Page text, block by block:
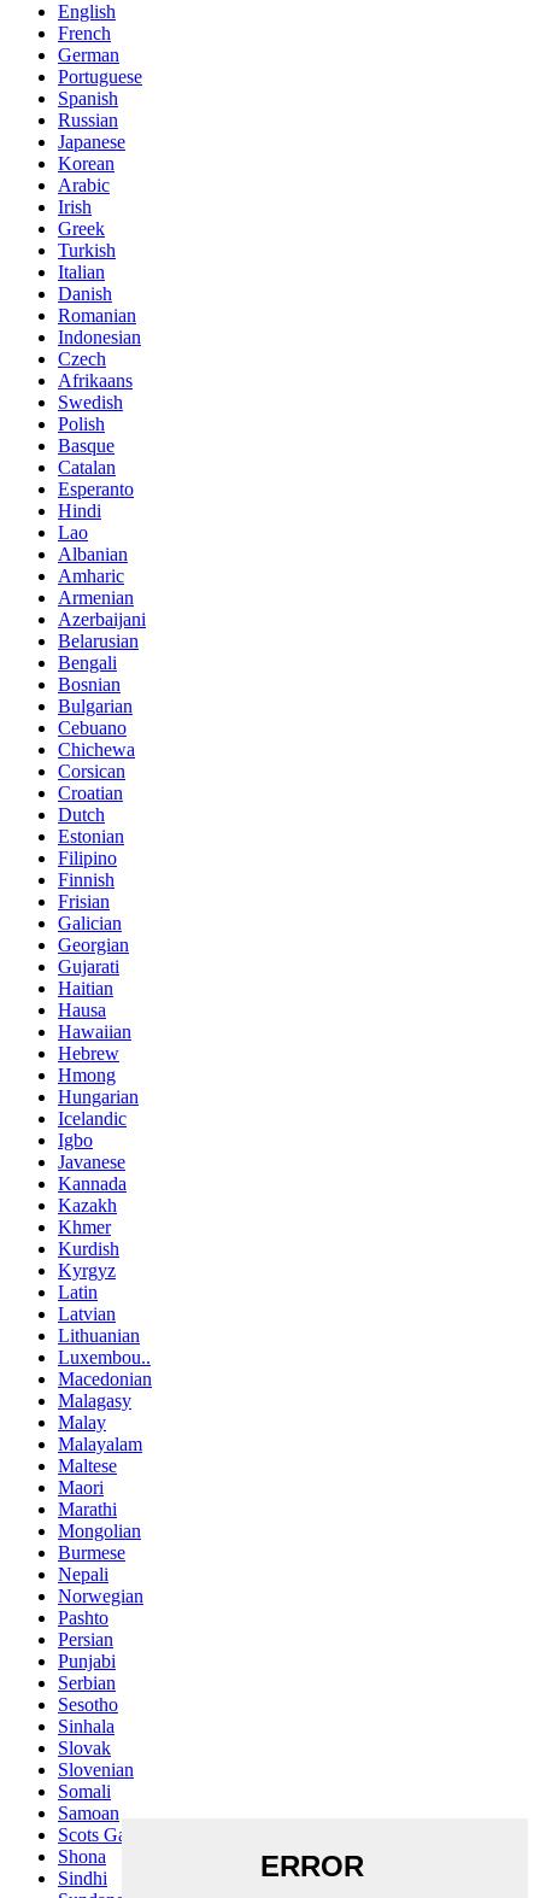
English
French
German
Portuguese
Spanish
Russian
Japanese
Korean
Arabic
Irish
Greek
Turkish
Italian
Danish
Romanian
Indonesian
Czech
Afrikaans
Swedish
Polish
Basque
Catalan
Esperanto
Hindi
Lao
Albanian
Amharic
Armenian
Azerbaijani
Belarusian
Bengali
Bosnian
Bulgarian
Cebuano
Chichewa
Corsican
Croatian
Dutch
Estonian
Filipino
Finnish
Frisian
Galician
Georgian
Gujarati
Haitian
Hausa
Hawaiian
Hebrew
Hmong
Hungarian
Icelandic
Igbo
Javanese
Kannada
Kazakh
Khmer
Kurdish
Kyrgyz
Latin
Latvian
Lithuanian
Luxembou..
Macedonian
Malagasy
Malay
Malayalam
Maltese
Maori
Marathi
Mongolian
Burmese
Nepali
Norwegian
Pashto
Persian
Punjabi
Serbian
Sesotho
Sinhala
Slovak
Slovenian
Somali
Samoan
Scots Gaelic
Shona
Sindhi